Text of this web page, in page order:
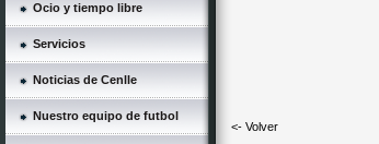
Ocio y tiempo libre
Servicios
Noticias de Cenlle
Nuestro equipo de futbol
<- Volver